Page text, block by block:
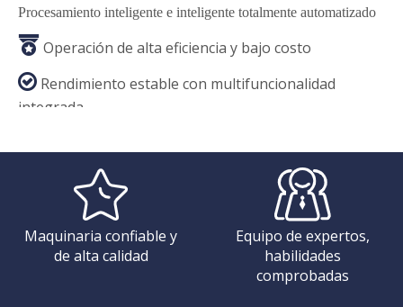
Procesamiento inteligente e inteligente totalmente automatizado
Operación de alta eficiencia y bajo costo
 Rendimiento estable con multifuncionalidad
integrada
Maquinaria confiable y
de alta calidad
Equipo de expertos,
habilidades
comprobadas